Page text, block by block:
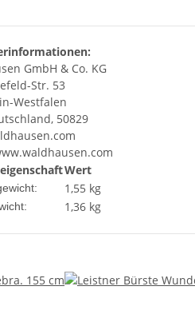
GmbH & Co. KG
Str. 53
Westfalen
50829
Wert
1,55 kg
1,36 kg